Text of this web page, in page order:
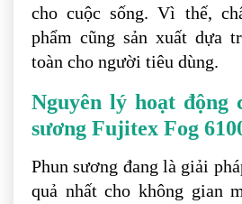
cho cuộc sống. Vì thế,
phẩm cũng sản xuất dựa
toàn cho người tiêu dùng.
Nguyên lý hoạt động
sương Fujitex Fog
Phun sương đang là giải
quả nhất cho không gian